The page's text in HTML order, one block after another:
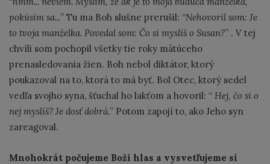
pokúsim sa...” Tu ma Boh slušne prerušil: “Nehovoril som: Je
to tvoja manželka. Povedal som: Čo si myslíš o Susan?” . V tej
chvíli som pochopil všetky tie roky mätúceho
prenasledovania žien. Boh nebol diktátor, ktorý
poukazoval na to, ktorá to má byť. Bol Otec, ktorý sedel
vedľa svojho syna, šťuchal ho lakťom a hovoril: “ Hej, čo si o
nej myslíš? Je dosť dobrá.” Potom zapojí to, ako Jeho syn
zareagoval.
Mnohokrát počujeme Boží hlas a vysvetľujeme si